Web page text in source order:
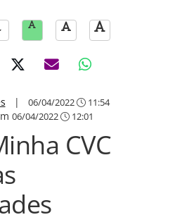
| 06/04/2022 11:54
06/04/2022 12:01
CVC